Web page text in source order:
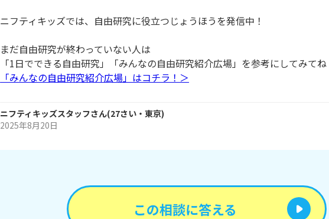
ニフティキッズでは、自由研究に役立つじょうほうを発信中！
まだ自由研究が終わっていない人は
「1日でできる自由研究」「みんなの自由研究紹介広場」を参考にしてみて
「みんなの自由研究紹介広場」はコチラ！＞
ニフティキッズスタッフさん(27さい・ 東京)
2025年8月20日
この相談に答える